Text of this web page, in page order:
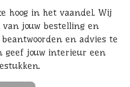
hoog in het vaandel. Wij
jouw bestelling en
en advies te
geef jouw interieur een